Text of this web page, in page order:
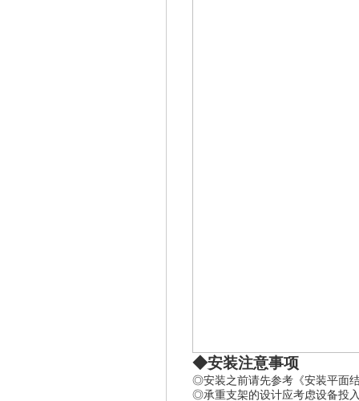
◆安装注意事项
◎安装之前请先参考《安装平面
◎承重支架的设计应考虑设备投